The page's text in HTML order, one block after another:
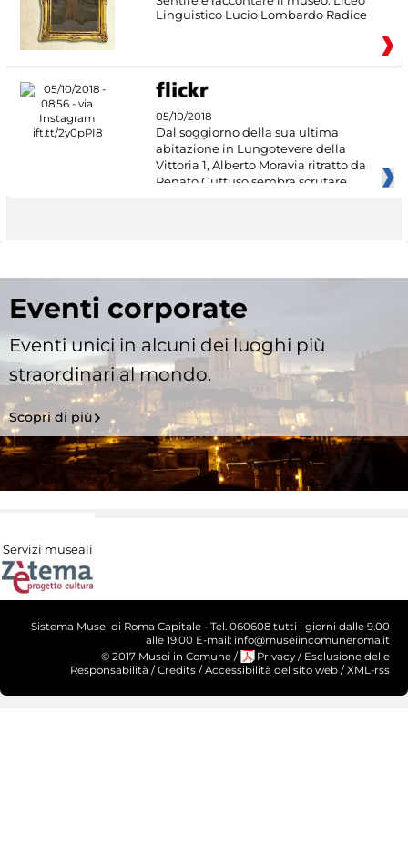
Linguistico Lucio Lombardo Radice
05/10/2018
Dal soggiorno della sua ultima
abitazione in Lungotevere della
Vittoria 1, Alberto Moravia ritratto da
Renato Guttuso sembra scrutare
Eventi corporate
Eventi unici in alcuni dei luoghi più
straordinari al mondo.
Scopri di più
Servizi museali
Sistema Musei di Roma Capitale - Tel. 060608 tutti i giorni dalle 9.00
alle 19.00 E-mail: info@museiincomuneroma.it
© 2017 Musei in Comune / Privacy / Esclusione delle
Responsabilità / Credits / Accessibilità del sito web / XML-rss